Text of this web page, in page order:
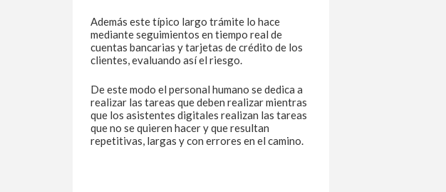
Además este típico largo trámite lo hace
mediante seguimientos en tiempo real de
cuentas bancarias y tarjetas de crédito de los
clientes, evaluando así el riesgo.
De este modo el personal humano se dedica a
realizar las tareas que deben realizar mientras
que los asistentes digitales realizan las tareas
que no se quieren hacer y que resultan
repetitivas, largas y con errores en el camino.